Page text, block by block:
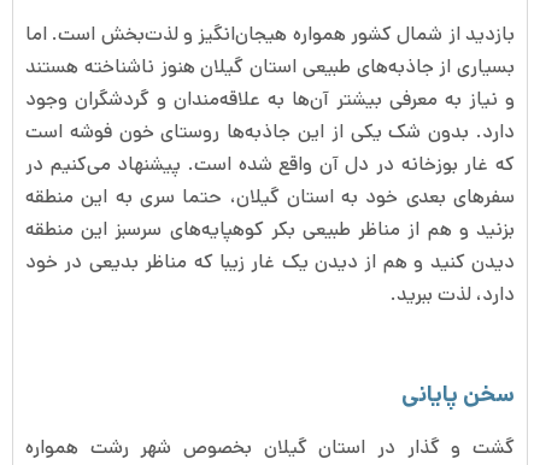
بازدید از شمال کشور همواره هیجان‌انگیز و لذت‌بخش است. اما
بسیاری از جاذبه‌های طبیعی استان گیلان هنوز ناشناخته هستند
و نیاز به معرفی بیشتر آن‌ها به علاقه‌مندان و گردشگران وجود
دارد. بدون شک یکی از این جاذبه‌ها روستای خون فوشه است
که غار بوزخانه در دل آن واقع شده است. پیشنهاد می‌کنیم در
سفرهای بعدی خود به استان گیلان، حتما سری به این منطقه
بزنید و هم از مناظر طبیعی بکر کوهپایه‌های سرسبز این منطقه
دیدن کنید و هم از دیدن یک غار زیبا که مناظر بدیعی در خود
دارد، لذت ببرید.
سخن پایانی
گشت و گذار در استان گیلان بخصوص شهر رشت همواره